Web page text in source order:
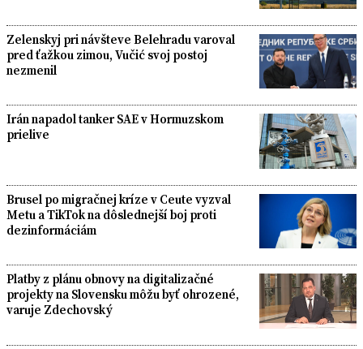
Zelenskyj pri návšteve Belehradu varoval
pred ťažkou zimou, Vučić svoj postoj
nezmenil
Irán napadol tanker SAE v Hormuzskom
prielive
Brusel po migračnej kríze v Ceute vyzval
Metu a TikTok na dôslednejší boj proti
dezinformáciám
Platby z plánu obnovy na digitalizačné
projekty na Slovensku môžu byť ohrozené,
varuje Zdechovský